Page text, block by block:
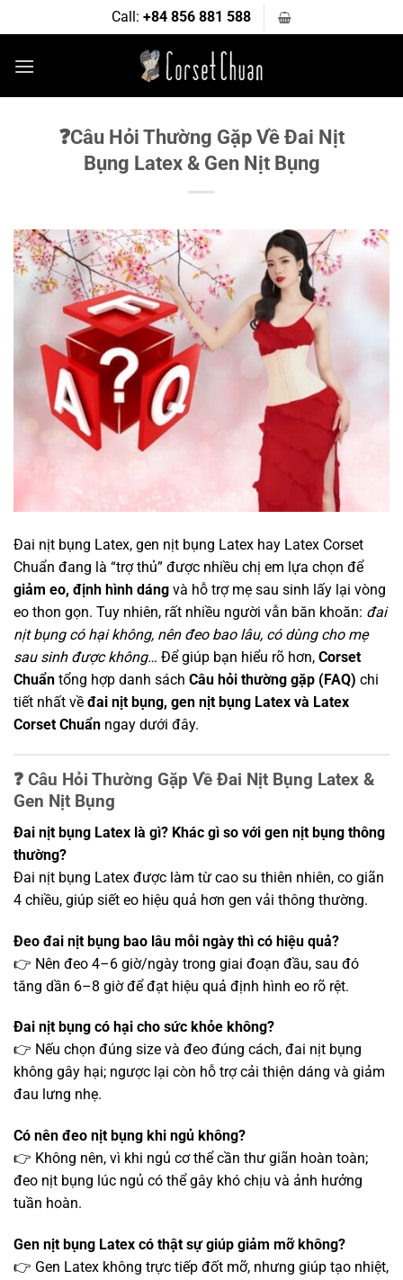
qua
dung
Call: +84 856 881 588
❓Câu Hỏi Thường Gặp Về Đai Nịt
Bụng Latex & Gen Nịt Bụng
Đai nịt bụng Latex, gen nịt bụng Latex hay Latex Corset
Chuẩn đang là “trợ thủ” được nhiều chị em lựa chọn để
giảm eo, định hình dáng và hỗ trợ mẹ sau sinh lấy lại vòng
eo thon gọn. Tuy nhiên, rất nhiều người vẫn băn khoăn: đai
nịt bụng có hại không, nên đeo bao lâu, có dùng cho mẹ
sau sinh được không… Để giúp bạn hiểu rõ hơn, Corset
Chuẩn tổng hợp danh sách Câu hỏi thường gặp (FAQ) chi
tiết nhất về đai nịt bụng, gen nịt bụng Latex và Latex
Corset Chuẩn ngay dưới đây.
❓ Câu Hỏi Thường Gặp Về Đai Nịt Bụng Latex &
Gen Nịt Bụng
Đai nịt bụng Latex là gì? Khác gì so với gen nịt bụng thông
thường?
Đai nịt bụng Latex được làm từ cao su thiên nhiên, co giãn
4 chiều, giúp siết eo hiệu quả hơn gen vải thông thường.
Đeo đai nịt bụng bao lâu mỗi ngày thì có hiệu quả?
👉 Nên đeo 4–6 giờ/ngày trong giai đoạn đầu, sau đó
tăng dần 6–8 giờ để đạt hiệu quả định hình eo rõ rệt.
Đai nịt bụng có hại cho sức khỏe không?
👉 Nếu chọn đúng size và đeo đúng cách, đai nịt bụng
không gây hại; ngược lại còn hỗ trợ cải thiện dáng và giảm
đau lưng nhẹ.
Có nên đeo nịt bụng khi ngủ không?
👉 Không nên, vì khi ngủ cơ thể cần thư giãn hoàn toàn;
đeo nịt bụng lúc ngủ có thể gây khó chịu và ảnh hưởng
tuần hoàn.
Gen nịt bụng Latex có thật sự giúp giảm mỡ không?
👉 Gen Latex không trực tiếp đốt mỡ, nhưng giúp tạo nhiệt,